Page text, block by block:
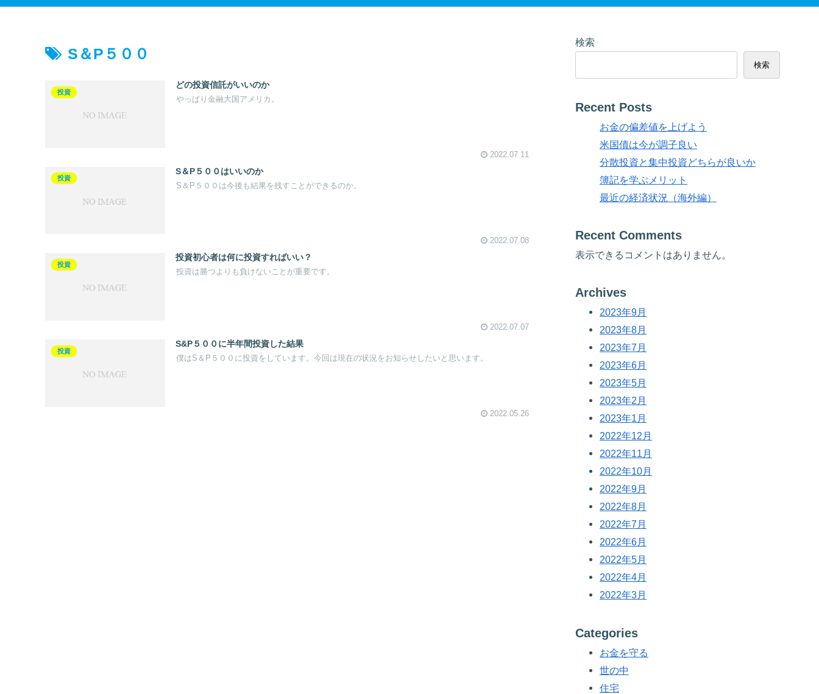
S＆P５００
投資
どの投資信託がいいのか
やっぱり金融大国アメリカ。
2022.07.11
投資
S＆P５００はいいのか
S＆P５００は今後も結果を残すことができるのか。
2022.07.08
投資
投資初心者は何に投資すればいい？
投資は勝つよりも負けないことが重要です。
2022.07.07
投資
S&P５００に半年間投資した結果
僕はS＆P５００に投資をしています。今回は現在の状況をお知らせしたいと思います。
2022.05.26
検索
検索
Recent Posts
お金の偏差値を上げよう
米国債は今が調子良い
分散投資と集中投資どちらが良いか
簿記を学ぶメリット
最近の経済状況（海外編）
Recent Comments
表示できるコメントはありません。
Archives
2023年9月
2023年8月
2023年7月
2023年6月
2023年5月
2023年2月
2023年1月
2022年12月
2022年11月
2022年10月
2022年9月
2022年8月
2022年7月
2022年6月
2022年5月
2022年4月
2022年3月
Categories
お金を守る
世の中
住宅